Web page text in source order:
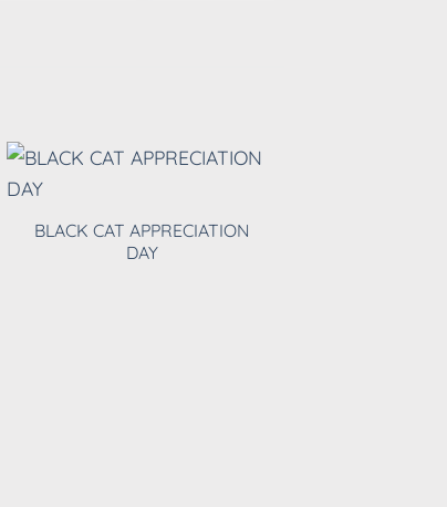
BLACK CAT APPRECIATION
DAY